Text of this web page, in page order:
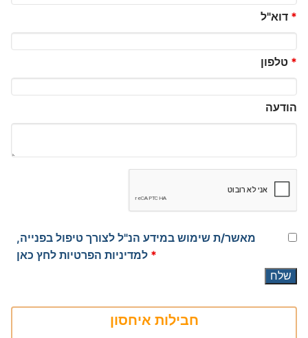
הודעה
מאשר/ת שימוש במידע הנ"ל לצורך טיפול בפנייה,
חבילות איחסון